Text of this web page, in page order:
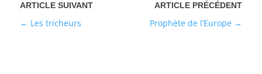
Prophète de l’Europe
Les tricheurs